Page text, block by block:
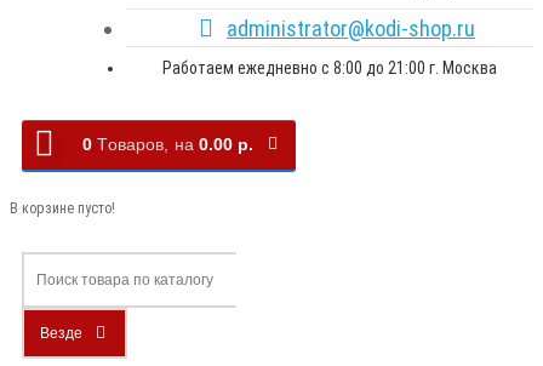
administrator@kodi-shop.ru
Работаем ежедневно с 8:00 до 21:00 г. Москва
0 Tоваров, на 0.00 р.
В корзине пусто!
Везде